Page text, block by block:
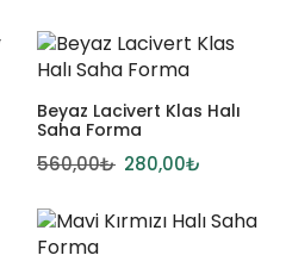
Beyaz Lacivert Klas Halı
Saha Forma
560,00₺ 280,00₺